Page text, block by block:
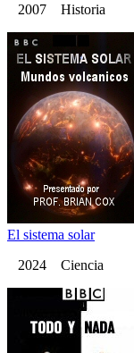
2007 Historia
El sistema solar
2024 Ciencia